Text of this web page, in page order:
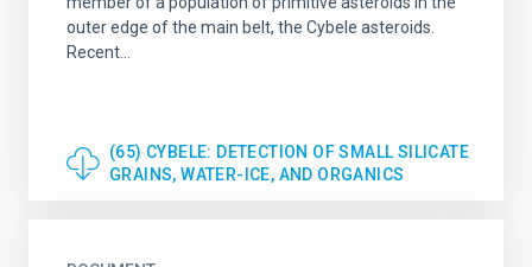
outer edge of the main belt, the Cybele asteroids.
Recent...
(65) CYBELE: DETECTION OF SMALL SILICATE
GRAINS, WATER-ICE, AND ORGANICS